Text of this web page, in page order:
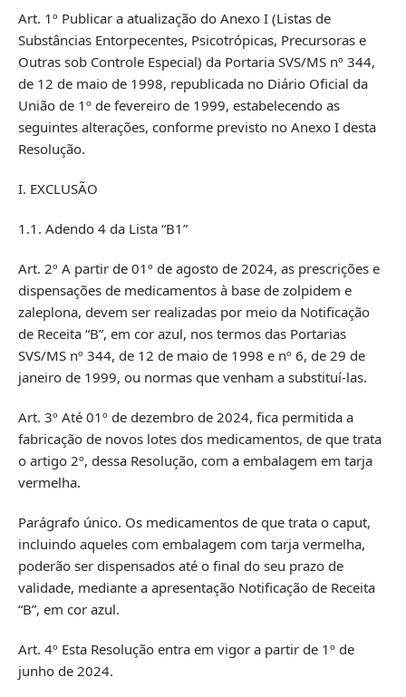
Art. 1º Publicar a atualização do Anexo I (Listas de
Substâncias Entorpecentes, Psicotrópicas, Precursoras e
Outras sob Controle Especial) da Portaria SVS/MS nº 344,
de 12 de maio de 1998, republicada no Diário Oficial da
União de 1º de fevereiro de 1999, estabelecendo as
seguintes alterações, conforme previsto no Anexo I desta
Resolução.
I. EXCLUSÃO
1.1. Adendo 4 da Lista “B1”
Art. 2º A partir de 01º de agosto de 2024, as prescrições e
dispensações de medicamentos à base de zolpidem e
zaleplona, devem ser realizadas por meio da Notificação
de Receita “B”, em cor azul, nos termos das Portarias
SVS/MS nº 344, de 12 de maio de 1998 e nº 6, de 29 de
janeiro de 1999, ou normas que venham a substituí-las.
Art. 3º Até 01º de dezembro de 2024, fica permitida a
fabricação de novos lotes dos medicamentos, de que trata
o artigo 2º, dessa Resolução, com a embalagem em tarja
vermelha.
Parágrafo único. Os medicamentos de que trata o caput,
incluindo aqueles com embalagem com tarja vermelha,
poderão ser dispensados até o final do seu prazo de
validade, mediante a apresentação Notificação de Receita
“B”, em cor azul.
Art. 4º Esta Resolução entra em vigor a partir de 1º de
junho de 2024.